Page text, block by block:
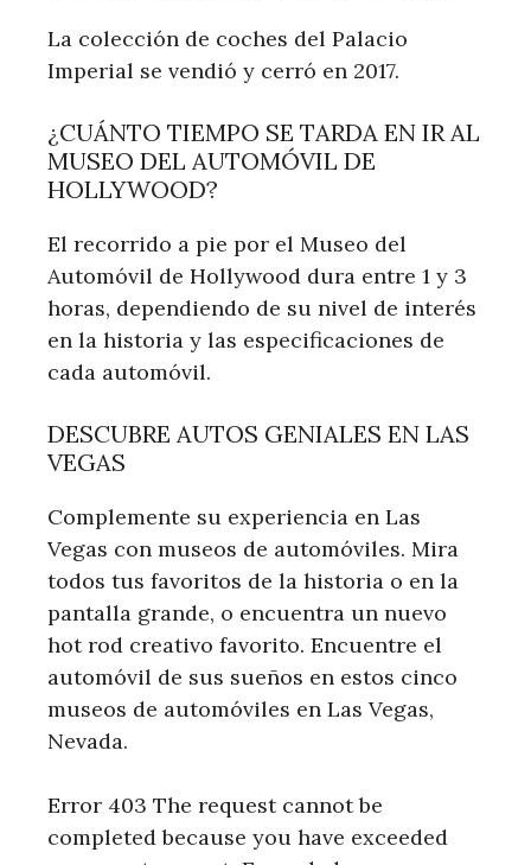
La colección de coches del Palacio
Imperial se vendió y cerró en 2017.
¿CUÁNTO TIEMPO SE TARDA EN IR AL
MUSEO DEL AUTOMÓVIL DE
HOLLYWOOD?
El recorrido a pie por el Museo del
Automóvil de Hollywood dura entre 1 y 3
horas, dependiendo de su nivel de interés
en la historia y las especificaciones de
cada automóvil.
DESCUBRE AUTOS GENIALES EN LAS
VEGAS
Complemente su experiencia en Las
Vegas con museos de automóviles. Mira
todos tus favoritos de la historia o en la
pantalla grande, o encuentra un nuevo
hot rod creativo favorito. Encuentre el
automóvil de sus sueños en estos cinco
museos de automóviles en Las Vegas,
Nevada.
Error 403 The request cannot be
completed because you have exceeded